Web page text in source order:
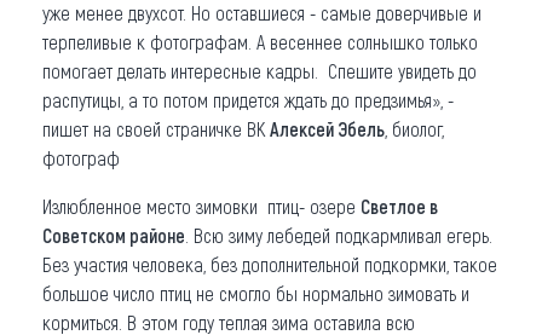
уже менее двухсот. Но оставшиеся - самые доверчивые и
терпеливые к фотографам. А весеннее солнышко только
помогает делать интересные кадры. Спешите увидеть до
распутицы, а то потом придется ждать до предзимья», -
пишет на своей страничке ВК Алексей Эбель , биолог,
фотограф
Излюбленное место зимовки птиц- озере Светлое в
Советском районе . Всю зиму лебедей подкармливал егерь.
Без участия человека, без дополнительной подкормки, такое
большое число птиц не смогло бы нормально зимовать и
кормиться. В этом году теплая зима оставила всю